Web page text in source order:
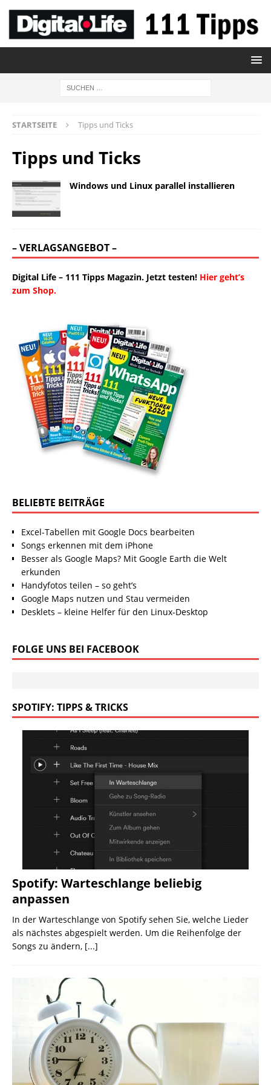
STARTSEITE Tipps und Ticks
Tipps und Ticks
Windows und Linux parallel installieren
– VERLAGSANGEBOT –
Digital Life – 111 Tipps Magazin. Jetzt testen! Hier geht’s
zum Shop.
BELIEBTE BEITRÄGE
Excel-Tabellen mit Google Docs bearbeiten
Songs erkennen mit dem iPhone
Besser als Google Maps? Mit Google Earth die Welt
erkunden
Handyfotos teilen – so geht’s
Google Maps nutzen und Stau vermeiden
Desklets – kleine Helfer für den Linux-Desktop
FOLGE UNS BEI FACEBOOK
SPOTIFY: TIPPS & TRICKS
Spotify: Warteschlange beliebig
anpassen
In der Warteschlange von Spotify sehen Sie, welche Lieder
als nächstes abgespielt werden. Um die Reihenfolge der
Songs zu ändern, [...]